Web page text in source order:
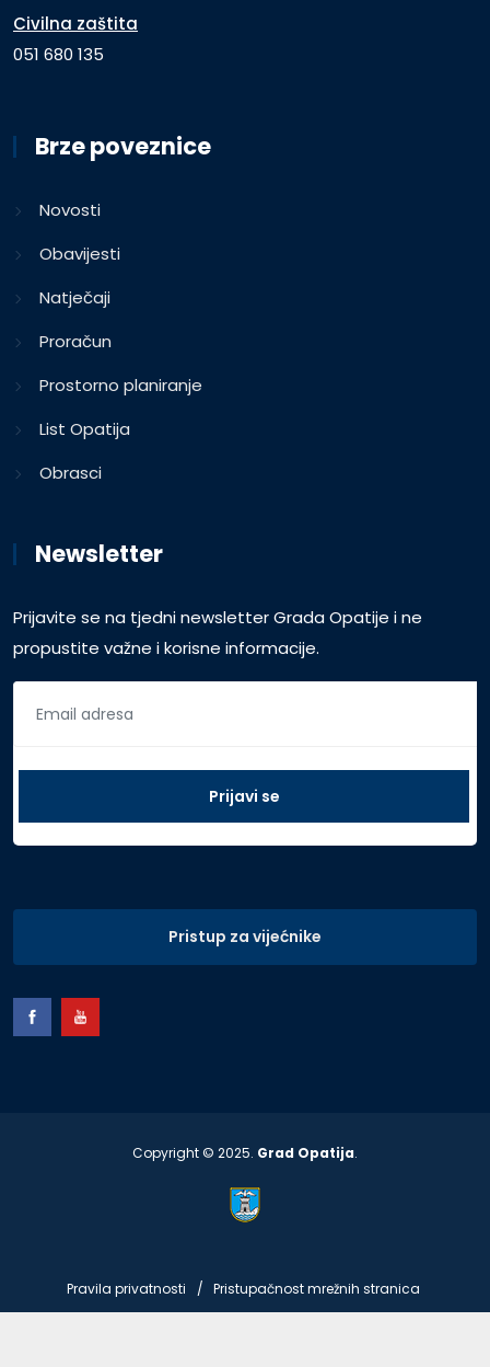
Civilna zaštita
051 680 135
Brze poveznice
Novosti
Obavijesti
Natječaji
Proračun
Prostorno planiranje
List Opatija
Obrasci
Newsletter
Prijavite se na tjedni newsletter Grada Opatije i ne
propustite važne i korisne informacije.
Pristup za vijećnike
Copyright © 2025. Grad Opatija.
Pravila privatnosti Pristupačnost mrežnih stranica